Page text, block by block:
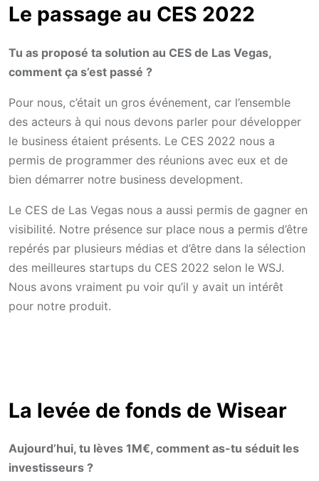
Le passage au CES 2022
Tu as proposé ta solution au CES de Las Vegas,
comment ça s’est passé ?
Pour nous, c’était un gros événement, car l’ensemble
des acteurs à qui nous devons parler pour développer
le business étaient présents. Le CES 2022 nous a
permis de programmer des réunions avec eux et de
bien démarrer notre business development.
Le CES de Las Vegas nous a aussi permis de gagner en
visibilité. Notre présence sur place nous a permis d’être
repérés par plusieurs médias et d’être dans la sélection
des meilleures startups du CES 2022 selon le WSJ.
Nous avons vraiment pu voir qu’il y avait un intérêt
pour notre produit.
La levée de fonds de Wisear
Aujourd’hui, tu lèves 1M€, comment as-tu séduit les
investisseurs ?